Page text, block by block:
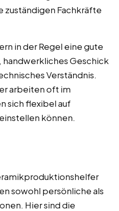
zuständigen Fachkräfte
in der Regel eine gute
Geschick
Verständnis.
arbeiten oft im
sich flexibel auf
können.
sowohl persönliche als
Hier sind die